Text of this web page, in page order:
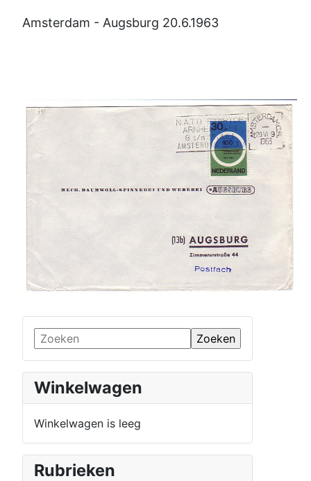
Winkelwagen
Winkelwagen is leeg
Rubrieken
Amsterdam - Augsburg 20.6.1963